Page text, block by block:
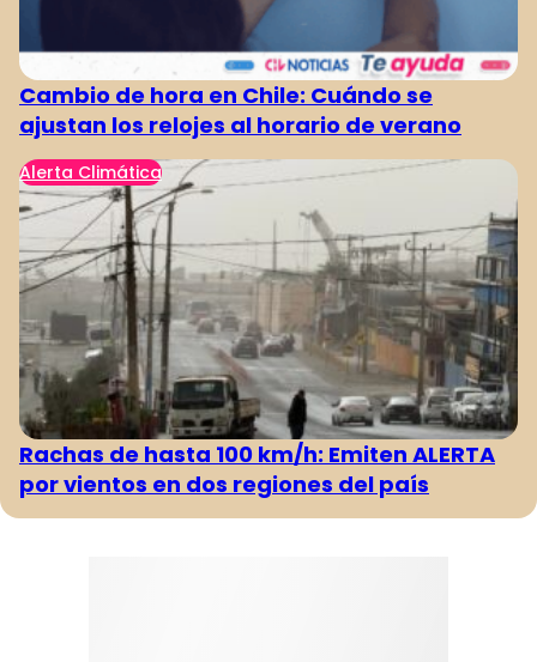
Cambio de hora en Chile: Cuándo se
ajustan los relojes al horario de verano
Alerta Climática
Rachas de hasta 100 km/h: Emiten ALERTA
por vientos en dos regiones del país